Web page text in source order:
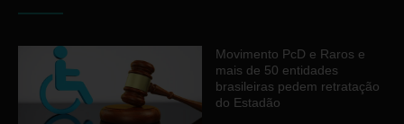
Movimento PcD e Raros e
mais de 50 entidades
brasileiras pedem retratação
do Estadão